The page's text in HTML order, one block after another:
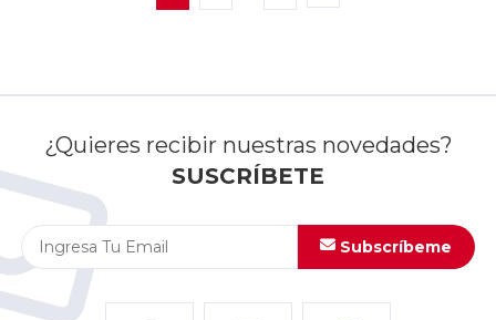
¿Quieres recibir nuestras novedades?
SUSCRÍBETE
Subscríbeme